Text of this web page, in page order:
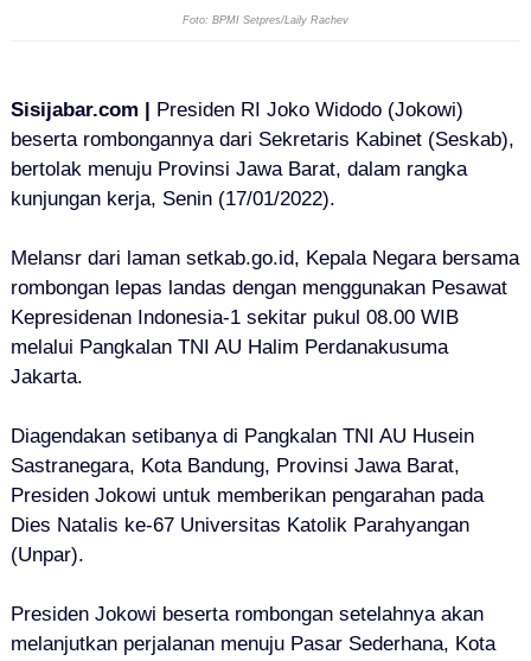
Foto: BPMI Setpres/Laily Rachev
Sisijabar.com | Presiden RI Joko Widodo (Jokowi)
beserta rombongannya dari Sekretaris Kabinet (Seskab),
bertolak menuju Provinsi Jawa Barat, dalam rangka
kunjungan kerja, Senin (17/01/2022).
Melansr dari laman setkab.go.id, Kepala Negara bersama
rombongan lepas landas dengan menggunakan Pesawat
Kepresidenan Indonesia-1 sekitar pukul 08.00 WIB
melalui Pangkalan TNI AU Halim Perdanakusuma
Jakarta.
Diagendakan setibanya di Pangkalan TNI AU Husein
Sastranegara, Kota Bandung, Provinsi Jawa Barat,
Presiden Jokowi untuk memberikan pengarahan pada
Dies Natalis ke-67 Universitas Katolik Parahyangan
(Unpar).
Presiden Jokowi beserta rombongan setelahnya akan
melanjutkan perjalanan menuju Pasar Sederhana, Kota